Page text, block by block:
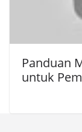
Panduan
untuk